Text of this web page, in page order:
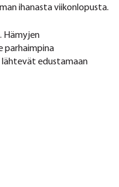
ihanasta viikonlopusta.
Hämyjen
parhaimpina
lähtevät edustamaan